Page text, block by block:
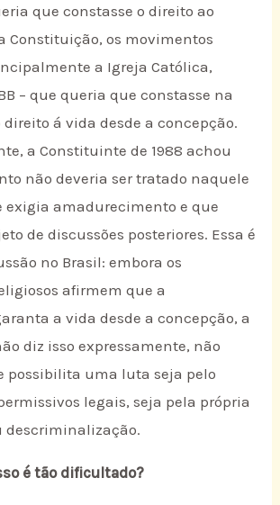
que constasse o direito ao
Constituição, os movimentos
a Igreja Católica,
– que queria que constasse na
á vida desde a concepção.
a Constituinte de 1988 achou
não deveria ser tratado naquele
exigia amadurecimento e que
de discussões posteriores. Essa é
no Brasil: embora os
afirmem que a
a vida desde a concepção, a
diz isso expressamente, não
possibilita uma luta seja pelo
legais, seja pela própria
descriminalização.
é tão dificultado?